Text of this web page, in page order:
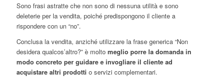
Sono frasi astratte che non sono di nessuna utilità e sono
deleterie per la vendita, poiché predispongono il cliente a
rispondere con un “no”.
Conclusa la vendita, anziché utilizzare la frase generica “Non
desidera qualcos’altro?” è molto meglio porre la domanda in
modo concreto per guidare e invogliare il cliente ad
acquistare altri prodotti o servizi complementari.